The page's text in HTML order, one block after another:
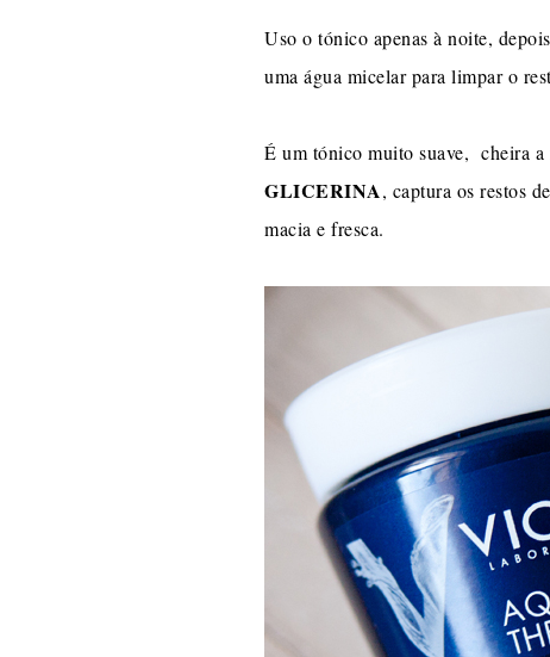
Uso o tónico apenas à noite,
uma água micelar para limpar o
É um tónico muito suave, cheira a
GLICERINA, captura os restos
macia e fresca.